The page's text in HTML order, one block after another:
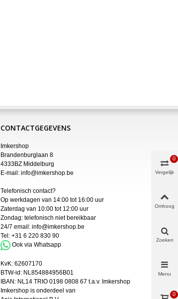
CONTACTGEGEVENS
Imkershop
Brandenburglaan 8
4333BZ Middelburg
E-mail: info@imkershop.be
Telefonisch contact?
Op werkdagen van 14:00 tot 16:00 uur
Zaterdag van 10:00 tot 12:00 uur
Zondag: telefonisch niet bereikbaar
24/7 email: info@imkershop.be
Tel: +31 6 220 830 90
Ook via Whatsapp
KvK: 62607170
BTW-id: NL854884956B01
IBAN: NL14 TRIO 0198 0808 67 t.a.v. Imkershop
Imkershop is onderdeel van
Vergelijk
0
Omhoog
Zoeken
Menu
0